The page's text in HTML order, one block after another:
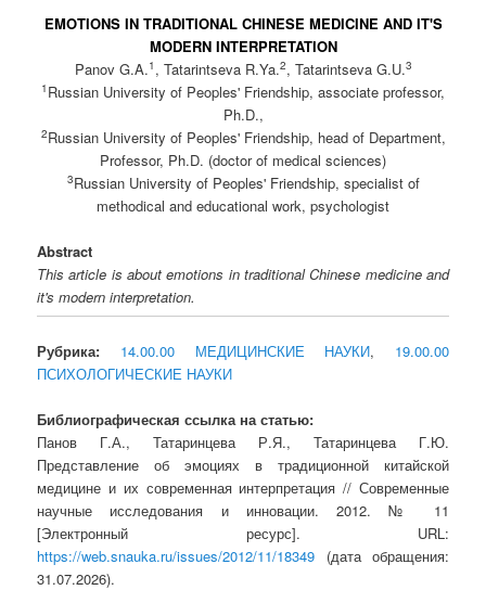
EMOTIONS IN TRADITIONAL CHINESE MEDICINE AND IT'S
MODERN INTERPRETATION
Panov G.A.1 , Tatarintseva R.Ya.2, Tatarintseva G.U.3
1 Russian University of Peoples' Friendship, associate professor,
Ph.D.,
2Russian University of Peoples' Friendship, head of Department,
Professor, Ph.D. (doctor of medical sciences)
3Russian University of Peoples' Friendship, specialist of
methodical and educational work, psychologist
Abstract
This article is about emotions in traditional Chinese medicine and
it's modern interpretation.
Рубрика: 14.00.00 МЕДИЦИНСКИЕ НАУКИ, 19.00.00
ПСИХОЛОГИЧЕСКИЕ НАУКИ
Библиографическая ссылка на статью:
Панов Г.А., Татаринцева Р.Я., Татаринцева Г.Ю.
Представление об эмоциях в традиционной китайской
медицине и их современная интерпретация // Современные
научные исследования и инновации. 2012. № 11
[Электронный ресурс]. URL:
https://web.snauka.ru/issues/2012/11/18349 (дата обращения:
31.07.2026).